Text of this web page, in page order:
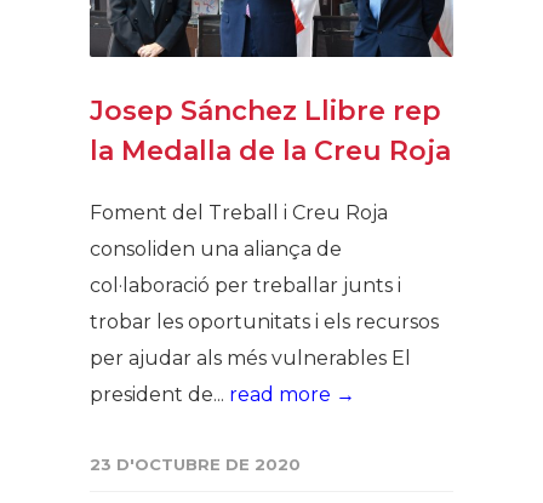
Josep Sánchez Llibre rep
la Medalla de la Creu Roja
Foment del Treball i Creu Roja
consoliden una aliança de
col·laboració per treballar junts i
trobar les oportunitats i els recursos
per ajudar als més vulnerables El
president de... read more →
23 D'OCTUBRE DE 2020